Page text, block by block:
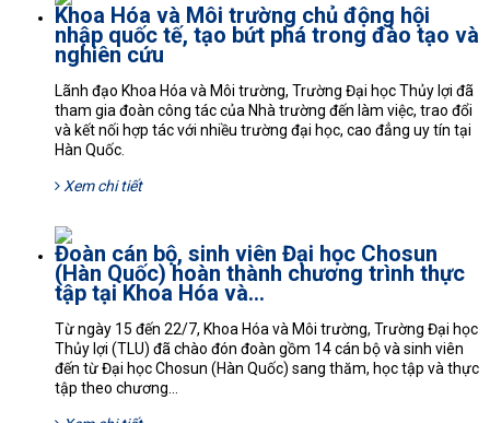
Khoa Hóa và Môi trường chủ động hội
nhập quốc tế, tạo bứt phá trong đào tạo và
nghiên cứu
Lãnh đạo Khoa Hóa và Môi trường, Trường Đại học Thủy lợi đã
tham gia đoàn công tác của Nhà trường đến làm việc, trao đổi
và kết nối hợp tác với nhiều trường đại học, cao đẳng uy tín tại
Hàn Quốc.
Xem chi tiết
Đoàn cán bộ, sinh viên Đại học Chosun
(Hàn Quốc) hoàn thành chương trình thực
tập tại Khoa Hóa và...
Từ ngày 15 đến 22/7, Khoa Hóa và Môi trường, Trường Đại học
Thủy lợi (TLU) đã chào đón đoàn gồm 14 cán bộ và sinh viên
đến từ Đại học Chosun (Hàn Quốc) sang thăm, học tập và thực
tập theo chương...